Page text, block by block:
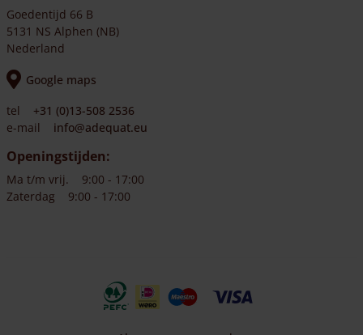
Goedentijd 66 B
5131 NS Alphen (NB)
Nederland
Google maps
tel
+31 (0)13-508 2536
e-mail
info@adequat.eu
Openingstijden:
Ma t/m vrij.
9:00 - 17:00
Zaterdag
9:00 - 17:00